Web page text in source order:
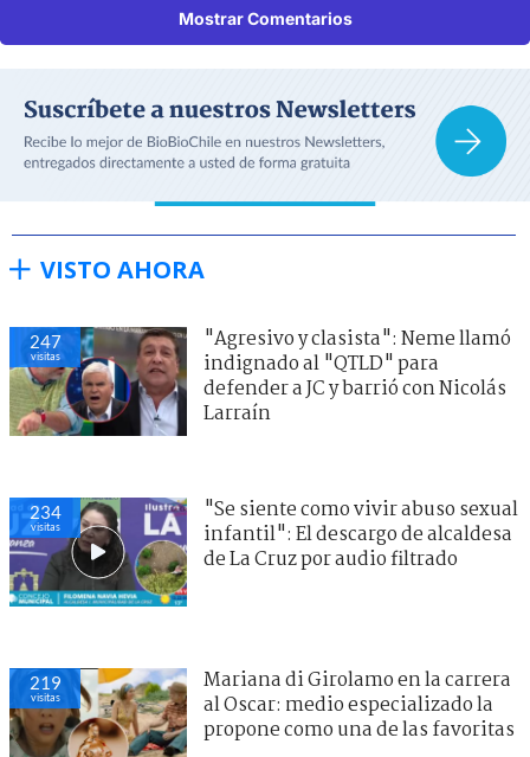
Mostrar Comentarios
VISTO AHORA
247
visitas
"Agresivo y clasista": Neme llamó
indignado al "QTLD" para
defender a JC y barrió con Nicolás
Larraín
234
visitas
"Se siente como vivir abuso sexual
infantil": El descargo de alcaldesa
de La Cruz por audio filtrado
219
visitas
Mariana di Girolamo en la carrera
al Oscar: medio especializado la
propone como una de las favoritas